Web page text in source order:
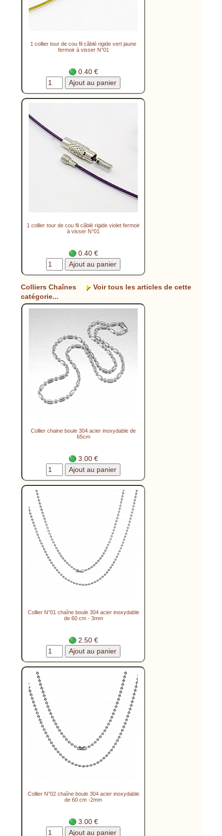
1 collier tour de cou fil câblé rigide vert jaune
fermoir à visser N°01
0.40 €
1 collier tour de cou fil câblé rigide violet fermoir
à visser N°01
0.40 €
Colliers Chaînes
Voir tous les articles de cette
catégorie...
Collier chaine boule 304 acier inoxydable de
65cm
3.00 €
Collier N°01 chaîne boule 304 acier inoxydable
de 60 cm - 3mm
2.50 €
Collier N°02 chaîne boule 304 acier inoxydable
de 60 cm -2mm
3.00 €